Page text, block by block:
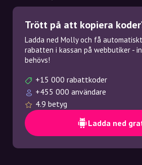
Trött på att kopiera
Ladda ned Molly och få
rabatten i kassan på webbutiker -
behövs!
+15 000 rabattkoder
+455 000 användare
4.9 betyg
Ladda ned